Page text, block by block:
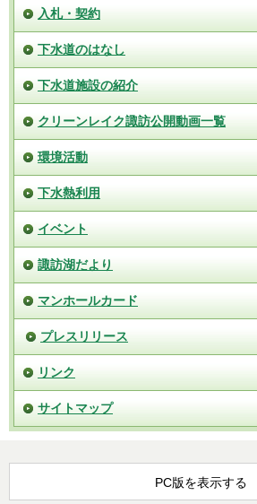
入札・契約
下水道のはなし
下水道施設の紹介
クリーンレイク諏訪公開動画一覧
環境活動
下水熱利用
イベント
諏訪湖だより
マンホールカード
プレスリリース
リンク
サイトマップ
PC版を表示する